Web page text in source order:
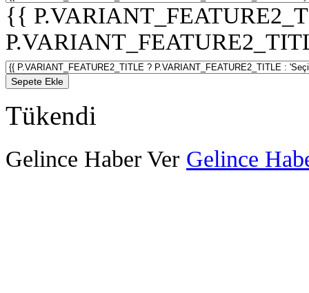
{{
Sepete Ekle
Tükendi
Gelince Haber Ver Gelince